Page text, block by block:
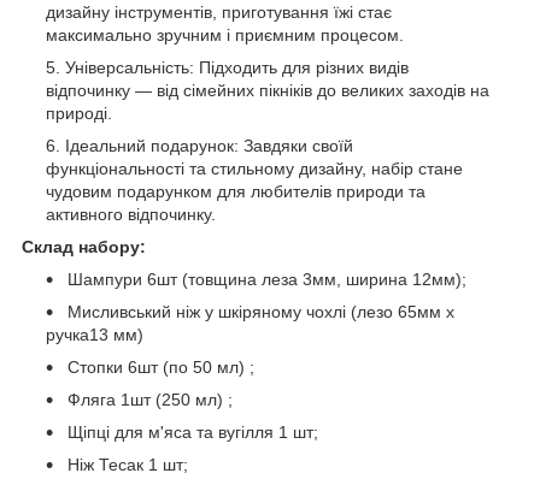
дизайну інструментів, приготування їжі стає
максимально зручним і приємним процесом.
Універсальність: Підходить для різних видів
відпочинку — від сімейних пікніків до великих заходів на
природі.
Ідеальний подарунок: Завдяки своїй
функціональності та стильному дизайну, набір стане
чудовим подарунком для любителів природи та
активного відпочинку.
Склад набору:
Шампури 6шт (товщина леза 3мм, ширина 12мм);
Мисливський ніж у шкіряному чохлі (лезо 65мм х
ручка13 мм)
Стопки 6шт (по 50 мл) ;
Фляга 1шт (250 мл) ;
Щіпці для м'яса та вугілля 1 шт;
Ніж Тесак 1 шт;